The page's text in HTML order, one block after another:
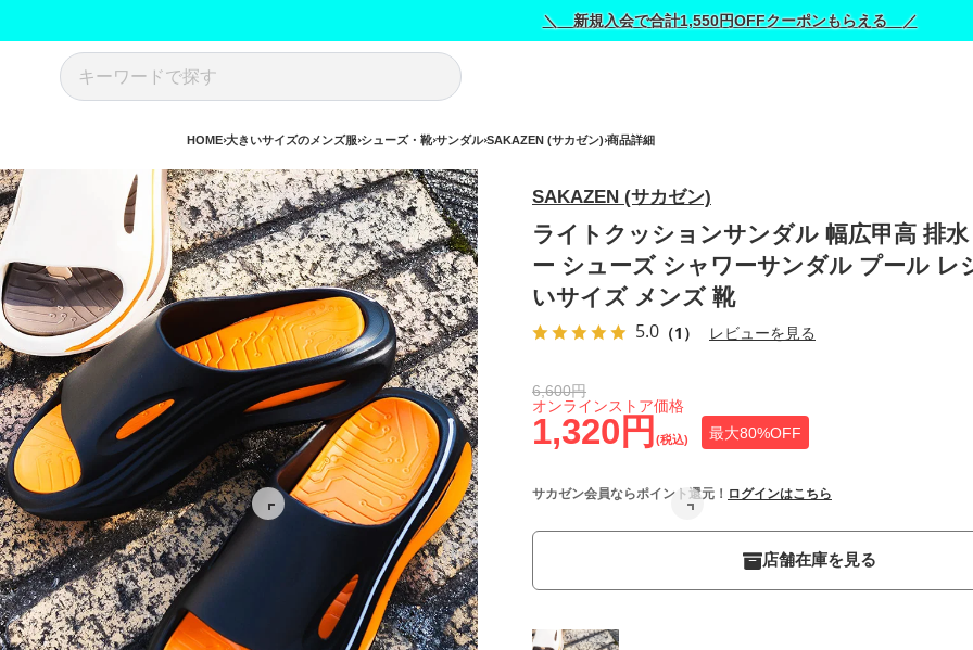
＼ 新規入会で合計1,550円OFFクーポンもらえる ／
HOME 大きいサイズのメンズ服 シューズ・靴 サンダル SAKAZEN (サカゼン) 商品詳細
SAKAZEN (サカゼン)
ライトクッションサンダル 幅広甲高 排
ー シューズ シャワーサンダル プール レ
いサイズ メンズ 靴
5.0 （1） レビューを見る
1,320円 (税込) 最大80%OFF
オンラインストア価格
6,600円
サカゼン会員ならポイント還元！ ログインはこちら
店舗在庫を見る